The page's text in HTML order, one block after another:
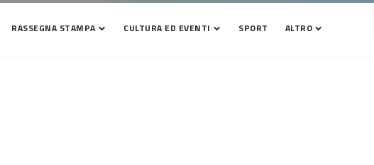
RASSEGNA STAMPA CULTURA ED EVENTI SPORT ALTRO